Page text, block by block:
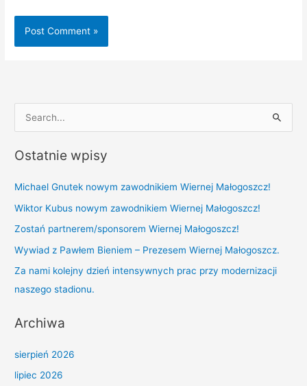
a
h
f
o
r
:
Ostatnie wpisy
Michael Gnutek nowym zawodnikiem Wiernej Małogoszcz!
Wiktor Kubus nowym zawodnikiem Wiernej Małogoszcz!
Zostań partnerem/sponsorem Wiernej Małogoszcz!
Wywiad z Pawłem Bieniem – Prezesem Wiernej Małogoszcz.
Za nami kolejny dzień intensywnych prac przy modernizacji
naszego stadionu.
Archiwa
sierpień 2026
lipiec 2026